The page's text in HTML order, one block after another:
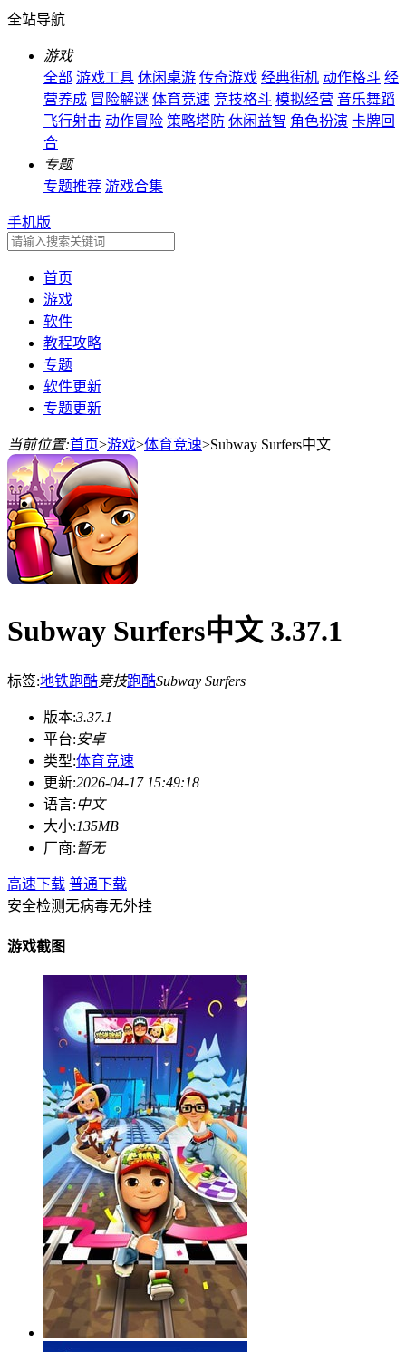
全站导航
游戏
全部 游戏工具 休闲桌游 传奇游戏 经典街机 动作格斗 经
营养成 冒险解谜 体育竞速 竞技格斗 模拟经营 音乐舞蹈
飞行射击 动作冒险 策略塔防 休闲益智 角色扮演 卡牌回
合
专题
专题推荐 游戏合集
手机版
首页
游戏
软件
教程攻略
专题
软件更新
专题更新
当前位置:首页>游戏>体育竞速>Subway Surfers中文
Subway Surfers中文 3.37.1
标签:地铁跑酷竞技跑酷Subway Surfers
版本:3.37.1
平台:安卓
类型:体育竞速
更新:2026-04-17 15:49:18
语言:中文
大小:135MB
厂商:暂无
高速下载 普通下载
安全检测无病毒无外挂
游戏截图